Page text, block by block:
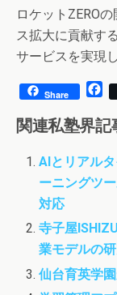
ロケットZERO
ス拡大に貢献す
サービスを実現
Share
F
c
e
b
o
o
関連私塾界記
AIとリアル
ーニングツ
対応
寺子屋
業モデルの
仙台育英学